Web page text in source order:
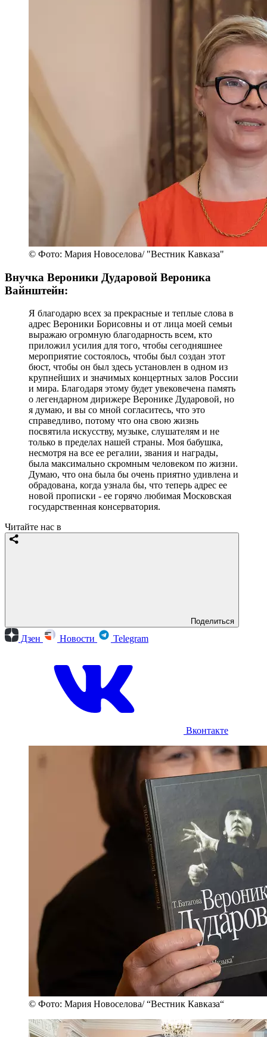
© Фото: Мария Новоселова/ "Вестник Кавказа"
Внучка Вероники Дударовой Вероника
Вайнштейн:
Я благодарю всех за прекрасные и теплые слова в
адрес Вероники Борисовны и от лица моей семьи
выражаю огромную благодарность всем, кто
приложил усилия для того, чтобы сегодняшнее
мероприятие состоялось, чтобы был создан этот
бюст, чтобы он был здесь установлен в одном из
крупнейших и значимых концертных залов России
и мира. Благодаря этому будет увековечена память
о легендарном дирижере Веронике Дударовой, но
я думаю, и вы со мной согласитесь, что это
справедливо, потому что она свою жизнь
посвятила искусству, музыке, слушателям и не
только в пределах нашей страны. Моя бабушка,
несмотря на все ее регалии, звания и награды,
была максимально скромным человеком по жизни.
Думаю, что она была бы очень приятно удивлена и
обрадована, когда узнала бы, что теперь адрес ее
новой прописки - ее горячо любимая Московская
государственная консерватория.
Читайте нас в
Поделиться
Дзен Новости Telegram
Вконтакте
© Фото: Мария Новоселова/ “Вестник Кавказа“